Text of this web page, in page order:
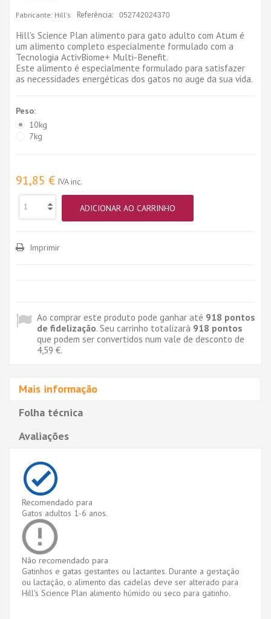
Fabricante: Hill's Referência: 052742024370
Hill's Science Plan alimento para gato adulto com Atum é
um alimento completo especialmente formulado com a
Tecnologia ActivBiome+ Multi-Benefit.
Este alimento é especialmente formulado para satisfazer
as necessidades energéticas dos gatos no auge da sua vida.
Peso:
10kg
7kg
91,85 € IVA inc.
ADICIONAR AO CARRINHO
Imprimir
Ao comprar este produto pode ganhar até 918 pontos
de fidelização. Seu carrinho totalizará 918 pontos
que podem ser convertidos num vale de desconto de
4,59 €.
Mais informação
Folha técnica
Avaliações
Recomendado para
Gatos adultos 1-6 anos.
Não recomendado para
Gatinhos e gatas gestantes ou lactantes. Durante a gestação
ou lactação, o alimento das cadelas deve ser alterado para
Hill's Science Plan alimento húmido ou seco para gatinho.